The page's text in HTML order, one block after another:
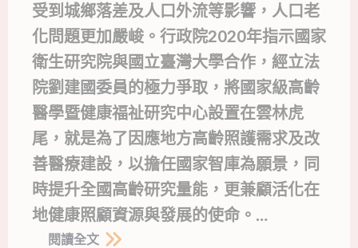
受到城鄉落差及人口外流等影響，人口老
化問題更加嚴峻。行政院2020年指示國家
衛生研究院與國立臺灣大學合作，經立法
院劉建國委員的極力爭取，將國家級高齡
醫學暨健康福祉研究中心設置在雲林虎
尾，就是為了因應地方高齡照護需求及改
善醫療建設，以擔任國家智庫為願景，同
時提升全國高齡研究量能，更兼顧活化在
地健康照顧資源與發展的使命。…
閱讀全文